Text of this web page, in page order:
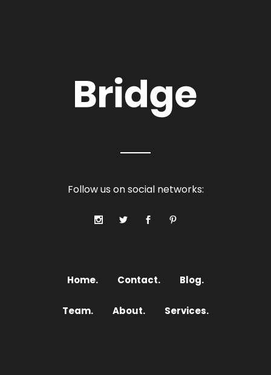
Home. Contact. Blog.
Follow us on social networks:
Team. About. Services.